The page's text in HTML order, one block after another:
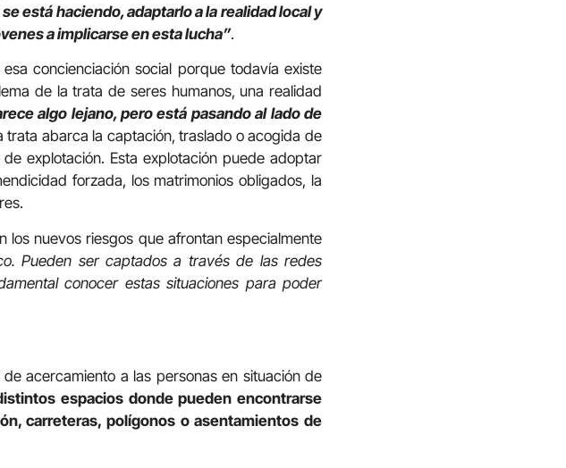
está haciendo, adaptarlo a la realidad local y
a implicarse en esta lucha”.
concienciación social porque todavía existe
de la trata de seres humanos, una realidad
algo lejano, pero está pasando al lado de
trata abarca la captación, traslado o acogida de
explotación. Esta explotación puede adoptar
forzada, los matrimonios obligados, la
los nuevos riesgos que afrontan especialmente
Pueden ser captados a través de las redes
conocer estas situaciones para poder
acercamiento a las personas en situación de
espacios donde pueden encontrarse
carreteras, polígonos o asentamientos de